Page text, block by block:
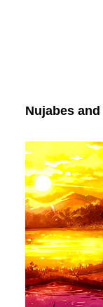
Nujabes